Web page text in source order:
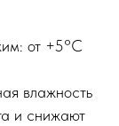
от +5°C
влажность
и снижают